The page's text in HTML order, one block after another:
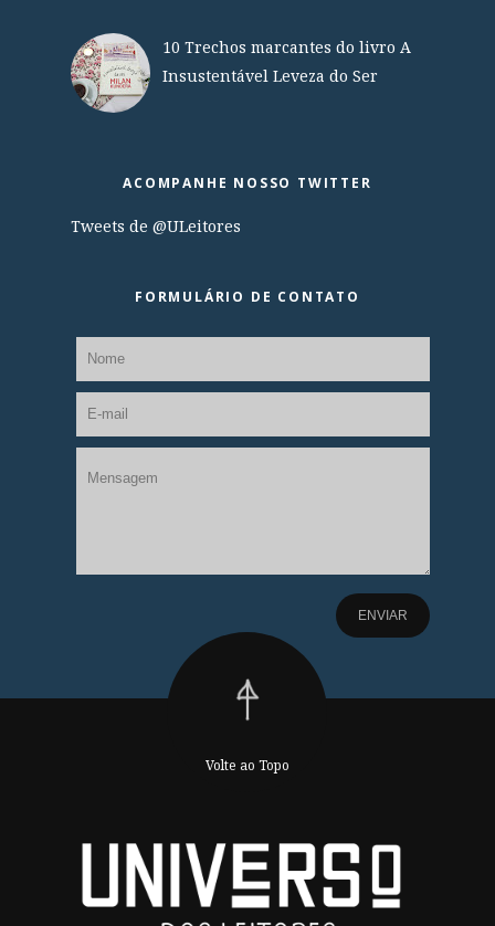
10 Trechos marcantes do livro A
Insustentável Leveza do Ser
ACOMPANHE NOSSO TWITTER
Tweets de @ULeitores
FORMULÁRIO DE CONTATO
Volte ao Topo